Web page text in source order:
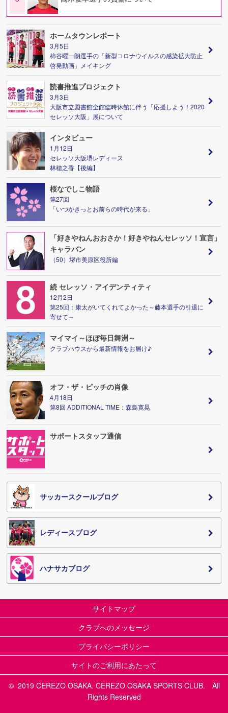
ホームタウンレポート
3月5日
柿谷曜一朗選手の「新型コロナウイルスの感染拡大防止
啓発動画」メイキング
読書推進プロジェクト
3月3日
大阪市立図書館全館臨時休館に伴う「応援しよう！2020
セレッソ大阪」展について
インタビュー
1月12日
セレッソ大阪堺レディース
林穂之香【後編】
桜なでしこ物語
第27回
「いつかきっとお前らの時代が来る」
「好きやねんおおさか！好きやねんセレッソ！宣言」
キャラバン
（50）堺市美原区役所編
続 セレッソ・アイデンティティ
12月2日
第25回：康太がいてくれてよかった～藤本選手の引退に
寄せて～
マイマイ～ほぼ毎日舞洲～
クラブハウスから最新情報をお届け♪
オフ・ザ・ピッチの肖像
4月18日
第8回 ADDITIONAL TIME：森島寛晃
サポートスタッフ通信
サッカースクールブログ
レディースブログ
ハナサカブログ
サイトマップ
クラブへのメッセージ
プライバシーポリシー
サイトのご利用にあたって
© 2019 CEREZO OSAKA. CEREZO OSAKA SPORTS CLUB. All
Rights Reserved